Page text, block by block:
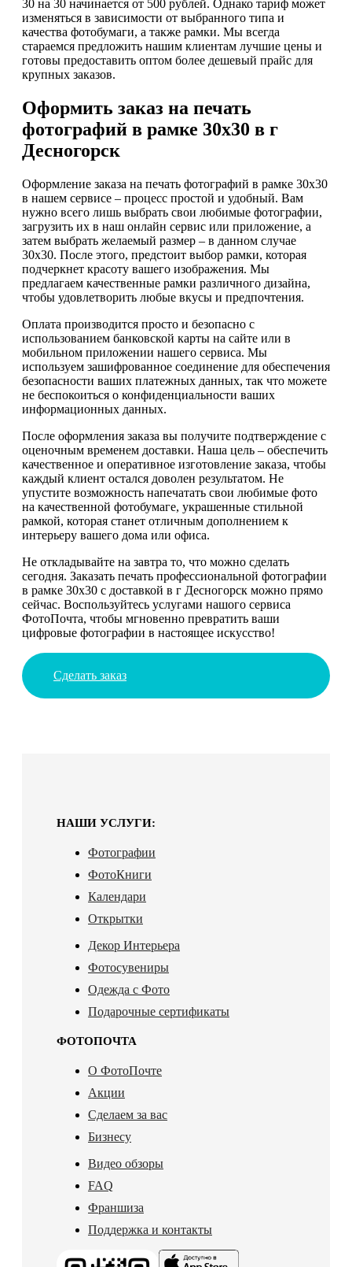
30 на 30 начинается от 500 рублей. Однако тариф может
изменяться в зависимости от выбранного типа и
качества фотобумаги, а также рамки. Мы всегда
стараемся предложить нашим клиентам лучшие цены и
готовы предоставить оптом более дешевый прайс для
крупных заказов.
Оформить заказ на печать
фотографий в рамке 30х30 в г
Десногорск
Оформление заказа на печать фотографий в рамке 30х30
в нашем сервисе – процесс простой и удобный. Вам
нужно всего лишь выбрать свои любимые фотографии,
загрузить их в наш онлайн сервис или приложение, а
затем выбрать желаемый размер – в данном случае
30х30. После этого, предстоит выбор рамки, которая
подчеркнет красоту вашего изображения. Мы
предлагаем качественные рамки различного дизайна,
чтобы удовлетворить любые вкусы и предпочтения.
Оплата производится просто и безопасно с
использованием банковской карты на сайте или в
мобильном приложении нашего сервиса. Мы
используем зашифрованное соединение для обеспечения
безопасности ваших платежных данных, так что можете
не беспокоиться о конфиденциальности ваших
информационных данных.
После оформления заказа вы получите подтверждение с
оценочным временем доставки. Наша цель – обеспечить
качественное и оперативное изготовление заказа, чтобы
каждый клиент остался доволен результатом. Не
упустите возможность напечатать свои любимые фото
на качественной фотобумаге, украшенные стильной
рамкой, которая станет отличным дополнением к
интерьеру вашего дома или офиса.
Не откладывайте на завтра то, что можно сделать
сегодня. Заказать печать профессиональной фотографии
в рамке 30х30 с доставкой в г Десногорск можно прямо
сейчас. Воспользуйтесь услугами нашого сервиса
ФотоПочта, чтобы мгновенно превратить ваши
цифровые фотографии в настоящее искусство!
Сделать заказ
НАШИ УСЛУГИ:
Фотографии
ФотоКниги
Календари
Открытки
Декор Интерьера
Фотосувениры
Одежда с Фото
Подарочные сертификаты
ФОТОПОЧТА
О ФотоПочте
Акции
Сделаем за вас
Бизнесу
Видео обзоры
FAQ
Франшиза
Поддержка и контакты